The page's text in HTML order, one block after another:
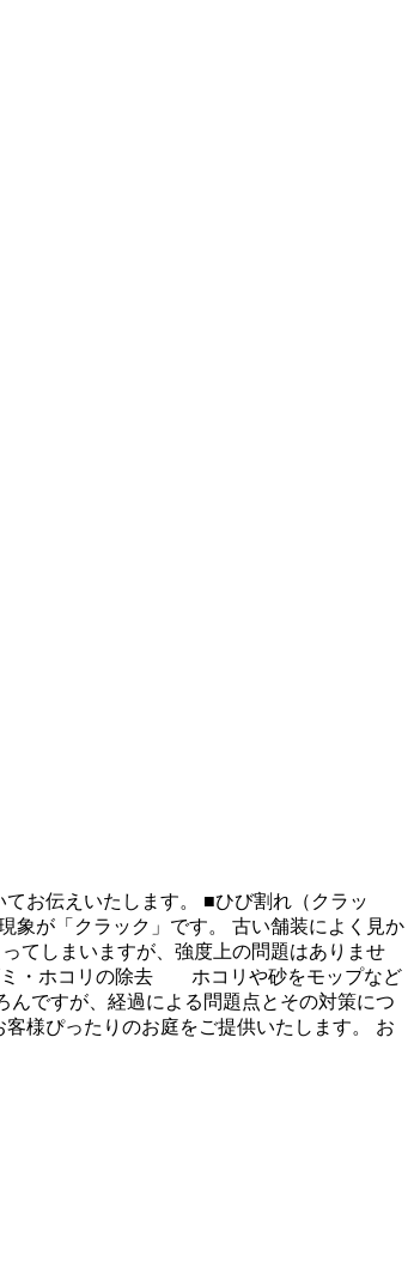
お伝えいたします。 ■ひび割れ（クラッ
象が「クラック」です。 古い舗装によく見か
てしまいますが、強度上の問題はありませ
ミ・ホコリの除去 ホコリや砂をモップなど
ですが、経過による問題点とその対策につ
様ぴったりのお庭をご提供いたします。 お